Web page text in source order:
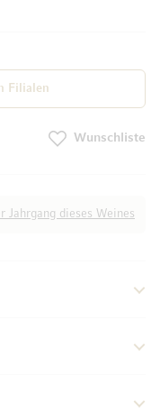
Jahrgang dieses Weines
Filialen
Wunschliste